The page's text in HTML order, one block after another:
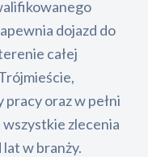
dojazd do
całej
oraz w pełni
zlecenia
w branży.